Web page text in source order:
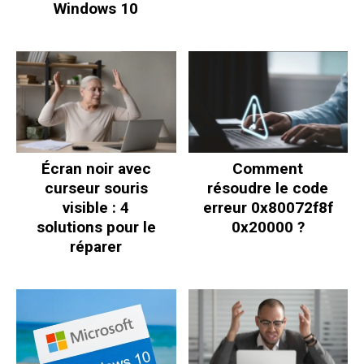
Windows 10
Écran noir avec
curseur souris
visible : 4
solutions pour le
réparer
Comment
résoudre le code
erreur 0x80072f8f
0x20000 ?